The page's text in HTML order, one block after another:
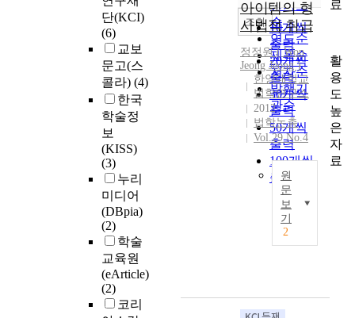
단(KCI)
(6)
교보
문고(스
콜라) (4)
한국
학술정
보
(KISS)
(3)
누리
미디어
(DBpia)
(2)
학술
교육원
(eArticle)
(2)
코리
인기도
순
연도순
제목순
저자순
발행기
관순
10개씩
출력
20개씩
출력
30개씩
출력
50개씩
출력
100개씩
출력
조회
아이템의 형
사법적 취급
정정원 ( Won
Jeong Jeong )
한양대학교
법학연구소
2012
법학논총
Vol.29 No.4
원
문
보
기
2
료
활
용
도
높
은
자
료